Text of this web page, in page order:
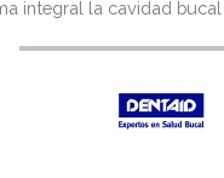
era:
es:
integral la cavidad